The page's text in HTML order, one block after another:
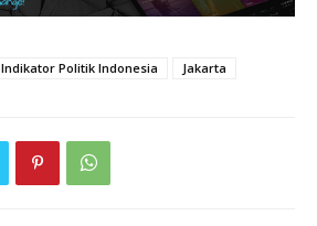
Indikator Politik Indonesia Jakarta